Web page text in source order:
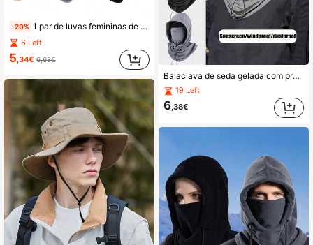
-20% 1 par de luvas femininas de inverno, grossas e forradas com pelúcia, compatíveis com telas sensíveis ao toque, ideais para andar a cavalo, escalar montanhas e esquiar. Resistentes ao vento e ao frio, perfeitas para motociclismo. Luvas de pelúcia para usar com tela sensível ao toque, em tecido impermeável, perfeitas para viagens e festivais.
6 Left
5 ,34€ 6,68€
Balaclava de seda gelada com proteção UV (1 unidade) - Protetor solar facial completo para ciclismo - Respirável, sem costuras, protetor de pescoço ajustável com cordão, ideal para atividades ao ar livre como motociclismo, ciclismo e pesca, com alças para as orelhas, máscara facial de proteção solar masculina, boné de ciclismo masculino, máscara de esqui, perfeita para festivais e viagens.
19 Left
6,38€